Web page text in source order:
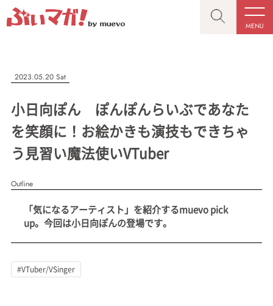
MENU
CLOSE
記事を検索する
#VTuber/VSinger #男性 #女性 #バ美肉 #男の娘
#獣系 #動物系 #企業公式 #個人勢
CLOSE
“推しへの応援を形にする”VTuber専門メディア
記事一覧
プレスリリース一覧
会社概要
お問い合わせ
2023.05.20 Sat
小日向ぽん ぽんぽんらいぶであなた
を笑顔に！お絵かきも演技もできちゃ
う見習い魔法使いVTuber
Outline
「気になるアーティスト」を紹介するmuevo pick
up。今回は小日向ぽんの登場です。
#VTuber/VSinger